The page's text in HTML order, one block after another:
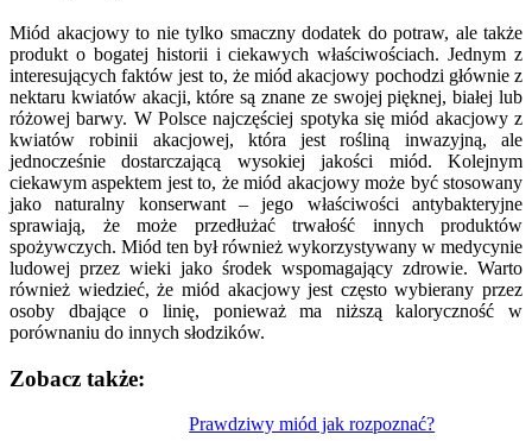
Miód akacjowy to nie tylko smaczny dodatek do potraw, ale także
produkt o bogatej historii i ciekawych właściwościach. Jednym z
interesujących faktów jest to, że miód akacjowy pochodzi głównie z
nektaru kwiatów akacji, które są znane ze swojej pięknej, białej lub
różowej barwy. W Polsce najczęściej spotyka się miód akacjowy z
kwiatów robinii akacjowej, która jest rośliną inwazyjną, ale
jednocześnie dostarczającą wysokiej jakości miód. Kolejnym
ciekawym aspektem jest to, że miód akacjowy może być stosowany
jako naturalny konserwant – jego właściwości antybakteryjne
sprawiają, że może przedłużać trwałość innych produktów
spożywczych. Miód ten był również wykorzystywany w medycynie
ludowej przez wieki jako środek wspomagający zdrowie. Warto
również wiedzieć, że miód akacjowy jest często wybierany przez
osoby dbające o linię, ponieważ ma niższą kaloryczność w
porównaniu do innych słodzików.
Zobacz także:
Prawdziwy miód jak rozpoznać?